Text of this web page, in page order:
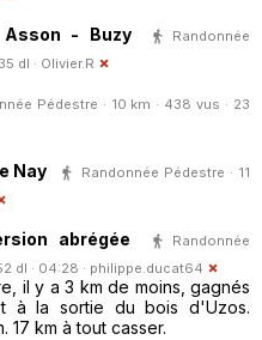
- Buzy
Randonnée
dl · Olivier.R
Pédestre · 10 km · 438 vus · 23
Nay
Randonnée Pédestre · 11
abrégée
Randonnée
dl · 04:28 · philippe.ducat64
il y a 3 km de moins, gagnés
à la sortie du bois d'Uzos.
km à tout casser.